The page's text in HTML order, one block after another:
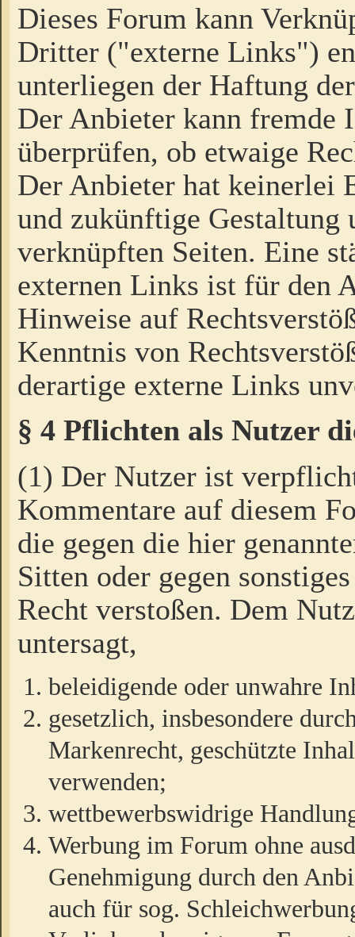
Dieses Forum kann
Dritter ("externe Links")
unterliegen der Haftung
Der Anbieter kann fremde
überprüfen, ob etwaige
Der Anbieter hat keinerlei
und zukünftige Gestaltung
verknüpften Seiten. Eine
externen Links ist für den
Hinweise auf
Kenntnis von
derartige externe Links
§ 4 Pflichten als Nutzer
(1) Der Nutzer ist
Kommentare auf diesem
die gegen die hier
Sitten oder gegen
Recht verstoßen. Dem
untersagt,
beleidigende oder unwahre
gesetzlich, insbesondere
Markenrecht, geschützte
verwenden;
wettbewerbswidrige
Werbung im Forum ohne
Genehmigung durch den
auch für sog.